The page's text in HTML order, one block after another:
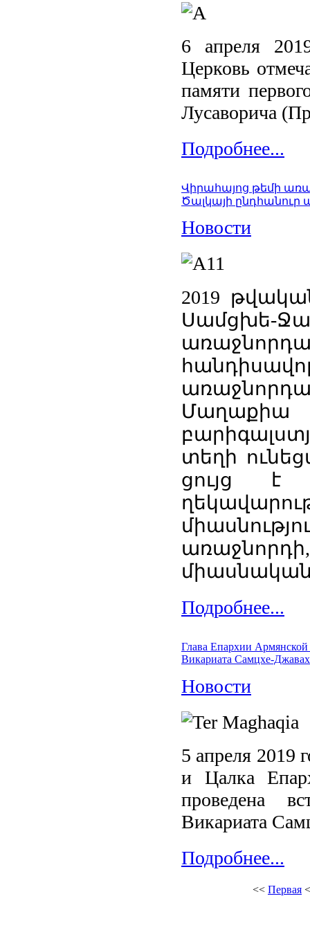
6 апреля
Церковь
памяти
Лусаворича
Подробнее...
Վիրահայոց թեմի
Ծալկայի
Новости
2019
Սամցխե-
տեղի
ցույց է
Подробнее...
Глава Епархии Армянской
Викариата Самцхе-
Новости
5 апреля 2019
и Цалка
проведена
Викариата
Подробнее...
<< Первая